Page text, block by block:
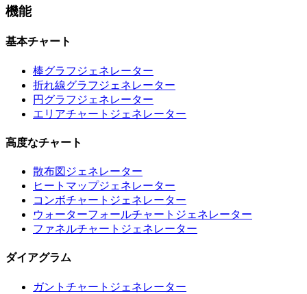
機能
基本チャート
棒グラフジェネレーター
折れ線グラフジェネレーター
円グラフジェネレーター
エリアチャートジェネレーター
高度なチャート
散布図ジェネレーター
ヒートマップジェネレーター
コンボチャートジェネレーター
ウォーターフォールチャートジェネレーター
ファネルチャートジェネレーター
ダイアグラム
ガントチャートジェネレーター